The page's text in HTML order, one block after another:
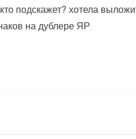
подскажет? хотела
на дублере ЯР